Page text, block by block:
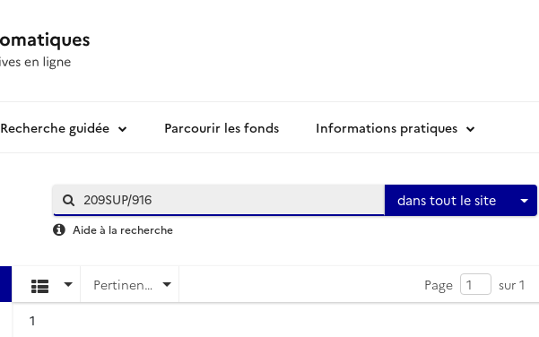
Recherche guidée Parcourir les fonds Informations pratiques
dans tout le site
Aide à la recherche
Pertinence Page sur 1
1